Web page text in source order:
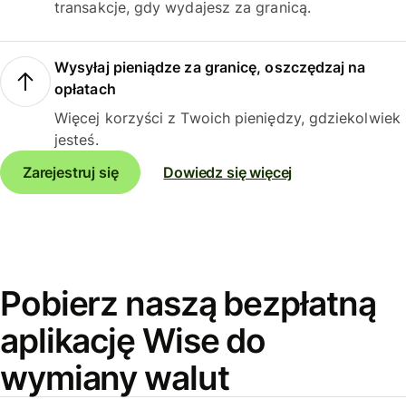
transakcje, gdy wydajesz za granicą.
Wysyłaj pieniądze za granicę, oszczędzaj na
opłatach
Więcej korzyści z Twoich pieniędzy, gdziekolwiek
jesteś.
Zarejestruj się
Dowiedz się więcej
Pobierz naszą bezpłatną
aplikację Wise do
wymiany walut